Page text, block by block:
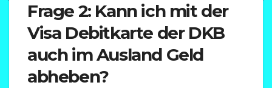
Frage 2: Kann ich mit der
Visa Debitkarte der DKB
auch im Ausland Geld
abheben?